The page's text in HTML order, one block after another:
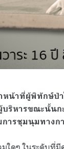
หน้าที่ผู้พิทักษ์ป่
บริหารขณะนั้น
การชุมนุมทางก